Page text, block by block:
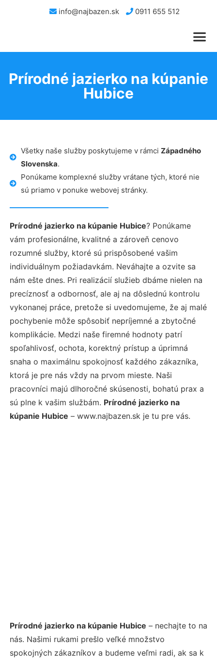
info@najbazen.sk 0911 655 512
Prírodné jazierko na kúpanie
Hubice
Všetky naše služby poskytujeme v rámci Západného
Slovenska.
Ponúkame komplexné služby vrátane tých, ktoré nie
sú priamo v ponuke webovej stránky.
Prírodné jazierko na kúpanie Hubice? Ponúkame
vám profesionálne, kvalitné a zároveň cenovo
rozumné služby, ktoré sú prispôsobené vašim
individuálnym požiadavkám. Neváhajte a ozvite sa
nám ešte dnes. Pri realizácií služieb dbáme nielen na
precíznosť a odbornosť, ale aj na dôslednú kontrolu
vykonanej práce, pretože si uvedomujeme, že aj malé
pochybenie môže spôsobiť nepríjemné a zbytočné
komplikácie. Medzi naše firemné hodnoty patrí
spoľahlivosť, ochota, korektný prístup a úprimná
snaha o maximálnu spokojnosť každého zákazníka,
ktorá je pre nás vždy na prvom mieste. Naši
pracovníci majú dlhoročné skúsenosti, bohatú prax a
sú plne k vašim službám. Prírodné jazierko na
kúpanie Hubice – www.najbazen.sk je tu pre vás.
Prírodné jazierko na kúpanie Hubice – nechajte to na
nás. Našimi rukami prešlo veľké množstvo
spokojných zákazníkov a budeme veľmi radi, ak sa k